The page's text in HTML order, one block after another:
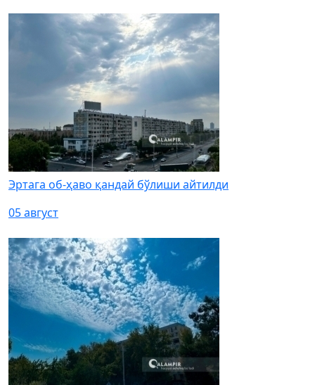
Эртага об-ҳаво қандай бўлиши айтилди
05 август